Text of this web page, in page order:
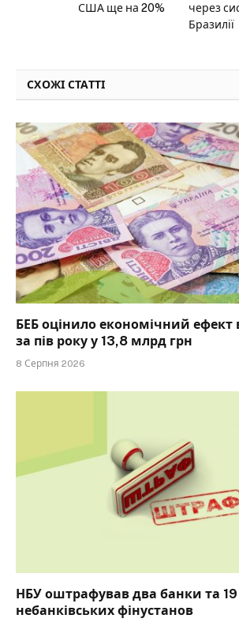
США ще на 20%
через
Бразилії
СХОЖІ СТАТТІ
БЕБ оцінило економічний ефект
за пів року у 13,8 млрд грн
8 Серпня 2026
НБУ оштрафував два банки та 19
небанківських фінустанов